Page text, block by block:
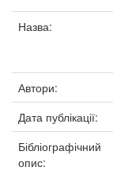
Назва:
Автори:
Дата публікації:
Бібліографічний
опис: